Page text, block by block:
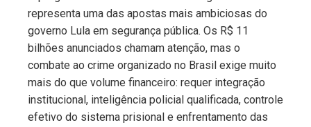
representa uma das apostas mais ambiciosas do
governo Lula em segurança pública. Os R$ 11
bilhões anunciados chamam atenção, mas o
combate ao crime organizado no Brasil exige muito
mais do que volume financeiro: requer integração
institucional, inteligência policial qualificada, controle
efetivo do sistema prisional e enfrentamento das